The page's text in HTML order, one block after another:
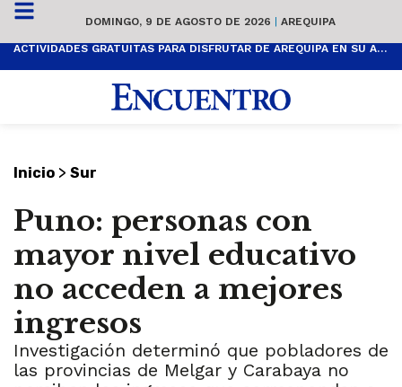
DOMINGO, 9 DE AGOSTO DE 2026 | AREQUIPA
ACTIVIDADES GRATUITAS PARA DISFRUTAR DE AREQUIPA EN SU ANIVERSARIO
Inicio > Sur
Puno: personas con
mayor nivel educativo
no acceden a mejores
ingresos
Investigación determinó que pobladores de
las provincias de Melgar y Carabaya no